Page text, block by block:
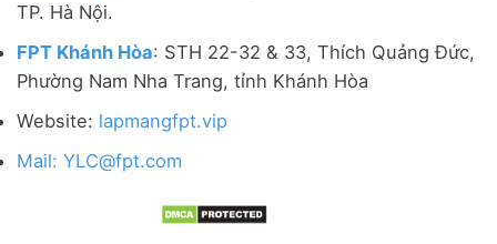
TP. Hà Nội.
FPT Khánh Hòa: STH 22-32 & 33, Thích Quảng Đức,
Phường Nam Nha Trang, tỉnh Khánh Hòa
Website: lapmangfpt.vip
Mail: YLC@fpt.com